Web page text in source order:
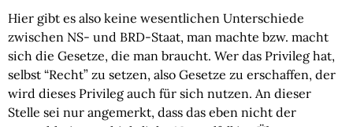
Hier gibt es also keine wesentlichen Unterschiede
zwischen NS- und BRD-Staat, man machte bzw. macht
sich die Gesetze, die man braucht. Wer das Privileg hat,
selbst “Recht” zu setzen, also Gesetze zu erschaffen, der
wird dieses Privileg auch für sich nutzen. An dieser
Stelle sei nur angemerkt, dass das eben nicht der